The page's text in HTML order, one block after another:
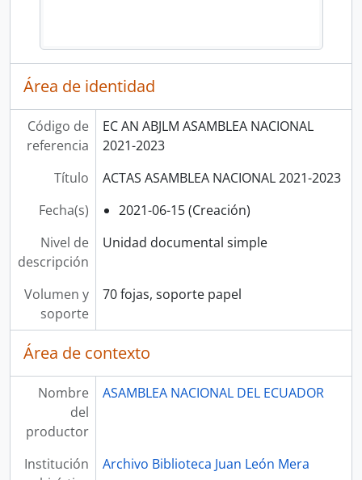
Área de identidad
Código de
referencia
EC AN ABJLM ASAMBLEA NACIONAL
2021-2023
Título
ACTAS ASAMBLEA NACIONAL 2021-2023
Fecha(s)
2021-06-15 (Creación)
Nivel de
descripción
Unidad documental simple
Volumen y
soporte
70 fojas, soporte papel
Área de contexto
Nombre
del
productor
ASAMBLEA NACIONAL DEL ECUADOR
Institución
Archivo Biblioteca Juan León Mera